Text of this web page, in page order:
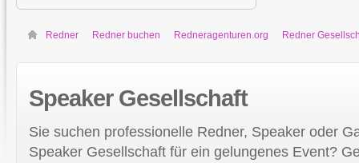
Redner Redner buchen Redneragenturen.org Redner
SpeakerGesellschaft
Sie suchen professionelle Redner, Speaker oder
Speaker Gesellschaft für ein gelungenes Event?